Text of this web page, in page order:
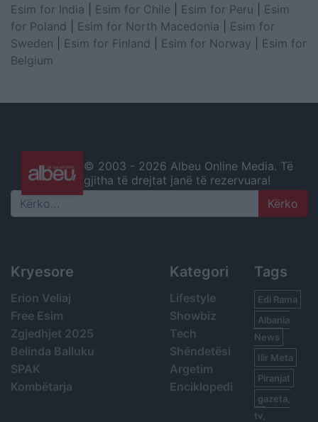
Esim for India
Esim for Chile Esim for Peru
Esim
for Poland
Esim for North Macedonia
Esim for
Sweden
Esim for Finland Esim for Norway
Esim for
Belgium
© 2003 - 2026 Albeu Online Media. Të
gjitha të drejtat janë të rezervuara!
Search
Kryesore
Erion Veliaj
Free Esim
Zgjedhjet 2025
Belinda Balluku
SPAK
Kombëtarja
Kategori
Lifestyle
Showbiz
Tech
Shëndetësi
Argetim
Enciklopedi
Tags
Edi Rama
Albania
News
Ilir Meta
Piranjat
gazeta,
tv,